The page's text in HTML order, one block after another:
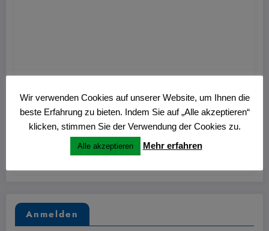
Hans 0
Nitschmann Ausstellung im Kulturzentrum
Westring
27. Juni 2026
Anmelden
Wir verwenden Cookies auf unserer Website, um Ihnen die
beste Erfahrung zu bieten. Indem Sie auf „Alle akzeptieren“
klicken, stimmen Sie der Verwendung der Cookies zu.
Alle akzeptieren Mehr erfahren